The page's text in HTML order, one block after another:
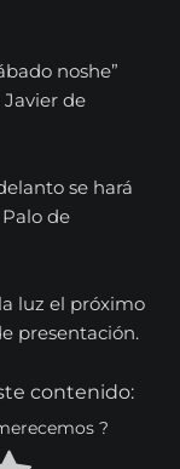
noshe”
de
se hará
de
luz el próximo
presentación.
contenido:
?